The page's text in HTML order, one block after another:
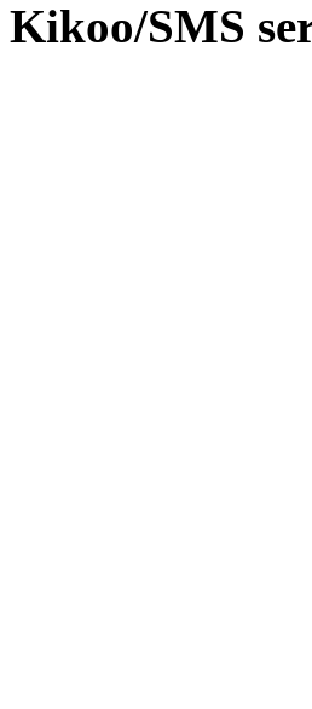
Kikoo/SMS